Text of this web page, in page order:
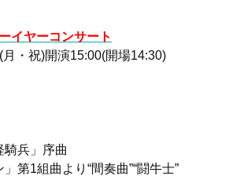
イヤーコンサート
月・祝)開演15:00(開場14:30)
騎兵」序曲
第1組曲より“間奏曲”“闘牛士”